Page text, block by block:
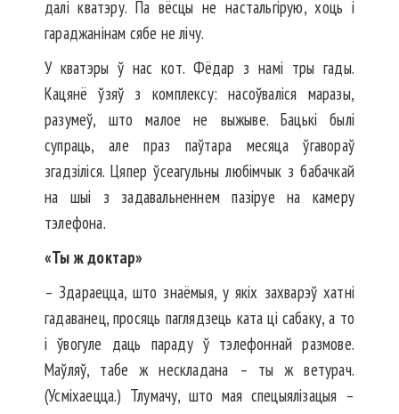
далі кватэру. Па вёсцы не настальгірую, хоць і
гараджанінам сябе не лічу.
У кватэры ў нас кот. Фёдар з намі тры гады.
Кацянё ўзяў з комплексу: насоўваліся маразы,
разумеў, што малое не выжыве. Бацькі былі
супраць, але праз паўтара месяца ўгавораў
згадзіліся. Цяпер ўсеагульны любімчык з бабачкай
на шыі з задавальненнем пазіруе на камеру
тэлефона.
«Ты ж доктар»
– Здараецца, што знаёмыя, у якіх захварэў хатні
гадаванец, просяць паглядзець ката ці сабаку, а то
і ўвогуле даць параду ў тэлефоннай размове.
Маўляў, табе ж нескладана – ты ж вет­урач.
(Усміхаецца.) Тлумачу, што мая спецыялізацыя –